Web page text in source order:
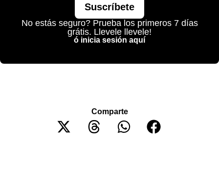
Suscríbete
No estás seguro? Prueba los primeros 7 días
grátis. Llevele llevele!
ó inicia sesión aquí
Comparte